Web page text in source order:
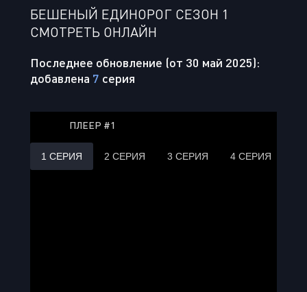
БЕШЕНЫЙ ЕДИНОРОГ СЕЗОН 1
СМОТРЕТЬ ОНЛАЙН
Последнее обновление (от 30 май 2025):
добавлена 7 серия
ПЛЕЕР #1